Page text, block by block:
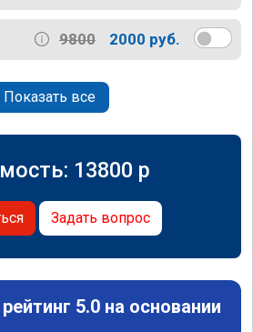
9800 2000 руб.
Показать все
13800 p
Задать вопрос
5.0 на основании